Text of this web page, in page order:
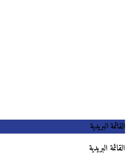
القائمة البريدية
القائمة البريدية